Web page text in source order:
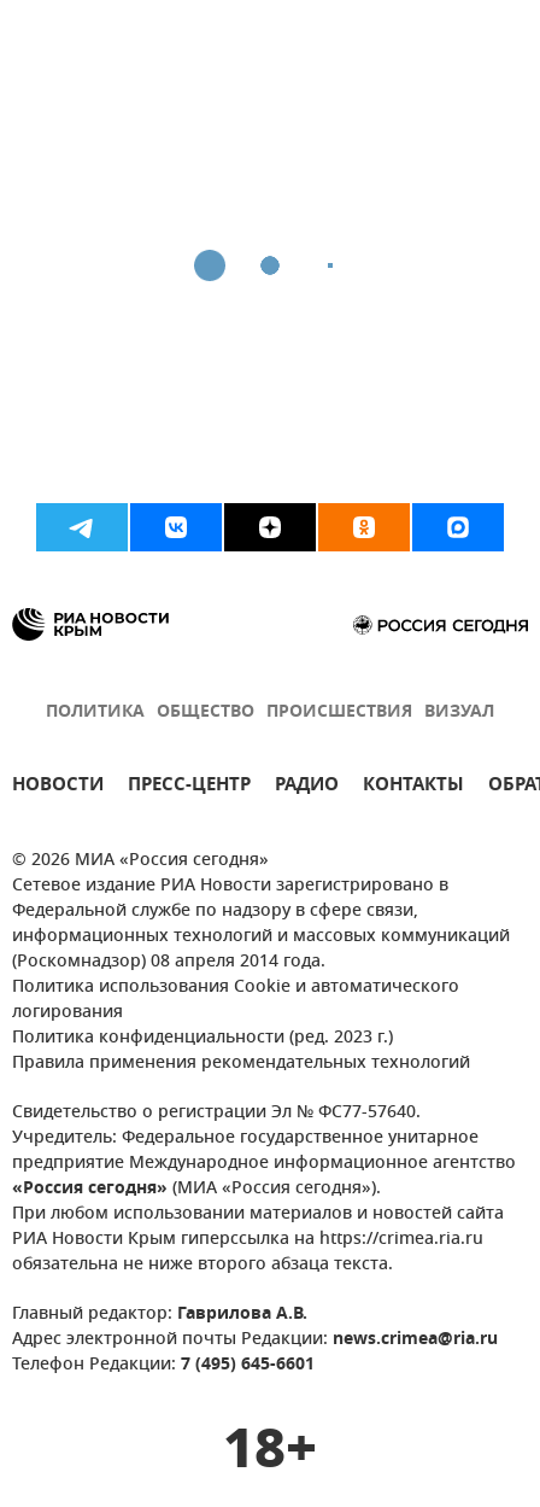
ПОЛИТИКА ОБЩЕСТВО ПРОИСШЕСТВИЯ ВИЗУАЛ
НОВОСТИ ПРЕСС-ЦЕНТР РАДИО КОНТАКТЫ
© 2026 МИА «Россия сегодня»
Сетевое издание РИА Новости зарегистрировано в
Федеральной службе по надзору в сфере связи,
информационных технологий и массовых коммуникаций
(Роскомнадзор) 08 апреля 2014 года.
Политика использования Cookie и автоматического
логирования
Политика конфиденциальности (ред. 2023 г.)
Правила применения рекомендательных технологий
Свидетельство о регистрации Эл № ФС77-57640.
Учредитель: Федеральное государственное унитарное
предприятие Международное информационное агентство
«Россия сегодня» (МИА «Россия сегодня»).
При любом использовании материалов и новостей сайта
РИА Новости Крым гиперссылка на https://crimea.ria.ru
обязательна не ниже второго абзаца текста.
Главный редактор: Гаврилова А.В.
Адрес электронной почты Редакции: news.crimea@ria.ru
Телефон Редакции: 7 (495) 645-6601
18+